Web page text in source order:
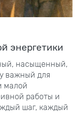
энергетики
насыщенный,
важный для
малой
работы и
шаг, каждый